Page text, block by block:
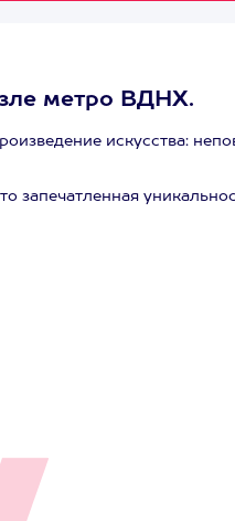
метро ВДНХ.
искусства:
запечатленная